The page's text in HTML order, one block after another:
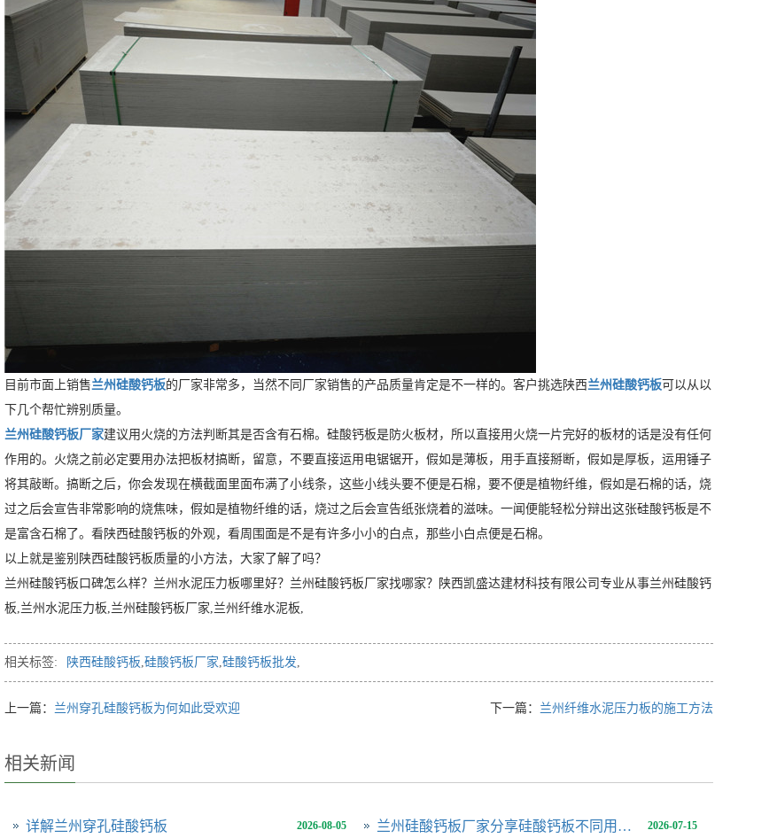
目前市面上销售兰州硅酸钙板的厂家非常多，当然不同厂家销售的产品质量肯定是不一样的。客户挑选陕西兰州硅酸钙板可以从以
下几个帮忙辨别质量。
兰州硅酸钙板厂家建议用火烧的方法判断其是否含有石棉。硅酸钙板是防火板材，所以直接用火烧一片完好的板材的话是没有任何
作用的。火烧之前必定要用办法把板材搞断，留意，不要直接运用电锯锯开，假如是薄板，用手直接掰断，假如是厚板，运用锤子
将其敲断。搞断之后，你会发现在横截面里面布满了小线条，这些小线头要不便是石棉，要不便是植物纤维，假如是石棉的话，烧
过之后会宣告非常影响的烧焦味，假如是植物纤维的话，烧过之后会宣告纸张烧着的滋味。一闻便能轻松分辩出这张硅酸钙板是不
是富含石棉了。看陕西硅酸钙板的外观，看周围面是不是有许多小小的白点，那些小白点便是石棉。
以上就是鉴别陕西硅酸钙板质量的小方法，大家了解了吗？
兰州硅酸钙板口碑怎么样？兰州水泥压力板哪里好？兰州硅酸钙板厂家找哪家？陕西凯盛达建材科技有限公司专业从事兰州硅酸钙
板,兰州水泥压力板,兰州硅酸钙板厂家,兰州纤维水泥板,
相关标签: 陕西硅酸钙板,硅酸钙板厂家,硅酸钙板批发,
上一篇： 兰州穿孔硅酸钙板为何如此受欢迎 下一篇： 兰州纤维水泥压力板的施工方法
相关新闻
2026-08-05
详解兰州穿孔硅酸钙板 2026-07-15
兰州硅酸钙板厂家分享硅酸钙板不同用途用多厚合适